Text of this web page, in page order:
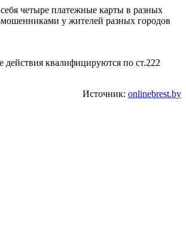
четыре платежные карты в разных
мошенниками у жителей разных городов
квалифицируются по ст.222
Источник: onlinebrest.by